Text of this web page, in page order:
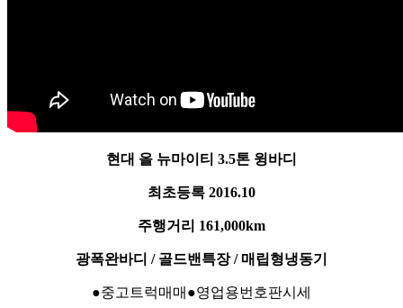
현대 올 뉴마이티 3.5톤 윙바디
최초등록 2016.10
주행거리 161,000km
광폭완바디 / 골드밴특장 / 매립형냉동기
●중고트럭매매●영업용번호판시세